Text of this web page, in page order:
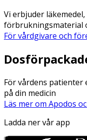
Vi erbjuder
förbrukningsmaterial
För vårdgivare och
För vårdens
på din medicin
Läs mer om Apodos
Ladda ner vår app